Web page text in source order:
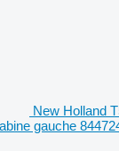
New Holland
gauche